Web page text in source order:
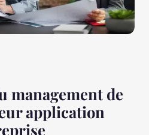
management de
application